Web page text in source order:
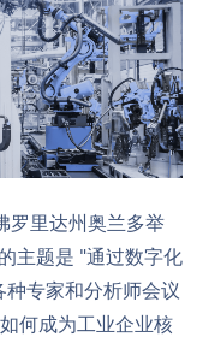
罗里达州奥兰多举
主题是 "通过数字化
专家和分析师会议
何成为工业企业核